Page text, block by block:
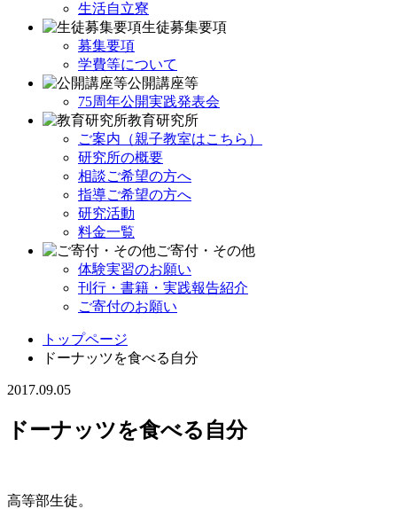
生活自立寮
生徒募集要項
募集要項
学費等について
公開講座等
75周年公開実践発表会
教育研究所
ご案内（親子教室はこちら）
研究所の概要
相談ご希望の方へ
指導ご希望の方へ
研究活動
料金一覧
ご寄付・その他
体験実習のお願い
刊行・書籍・実践報告紹介
ご寄付のお願い
トップページ
ドーナッツを食べる自分
2017.09.05
ドーナッツを食べる自分
高等部生徒。